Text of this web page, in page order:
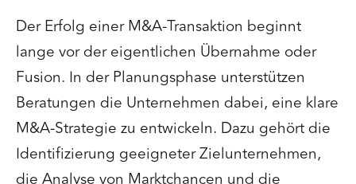
Der Erfolg einer M&A-Transaktion beginnt
lange vor der eigentlichen Übernahme oder
Fusion. In der Planungsphase unterstützen
Beratungen die Unternehmen dabei, eine klare
M&A-Strategie zu entwickeln. Dazu gehört die
Identifizierung geeigneter Zielunternehmen,
die Analyse von Marktchancen und die